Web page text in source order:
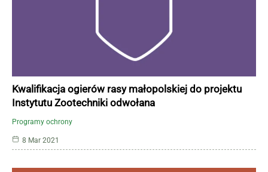
Programy ochrony
Kwalifikacja ogierów rasy małopolskiej do projektu
Instytutu Zootechniki odwołana
8 Mar 2021